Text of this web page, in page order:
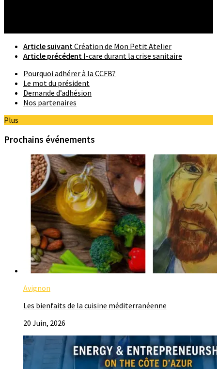
Article suivantCréation de Mon Petit Atelier
Article précédent I-care durant la crise sanitaire
Pourquoi adhérer à la CCFB?
Le mot du président
Demande d’adhésion
Nos partenaires
Plus
Prochains événements
Avignon
Les bienfaits de la cuisine méditerranéenne
20 Juin, 2026